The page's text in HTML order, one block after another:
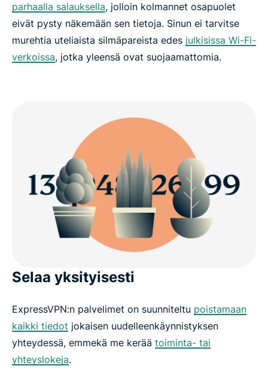
parhaalla salauksella, jolloin kolmannet osapuolet
eivät pysty näkemään sen tietoja. Sinun ei tarvitse
murehtia uteliaista silmäpareista edes julkisissa Wi-Fi-
verkoissa, jotka yleensä ovat suojaamattomia.
Selaa yksityisesti
ExpressVPN:n palvelimet on suunniteltu poistamaan
kaikki tiedot jokaisen uudelleenkäynnistyksen
yhteydessä, emmekä me kerää toiminta- tai
yhteyslokeja.